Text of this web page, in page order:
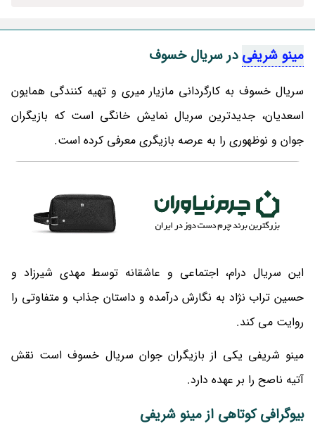
مینو شریفی در سریال خسوف
سریال خسوف به کارگردانی مازیار میری و تهیه کنندگی همایون
اسعدیان، جدیدترین سریال نمایش خانگی است که بازیگران
جوان و نوظهوری را به عرصه بازیگری معرفی کرده است.
این سریال درام، اجتماعی و عاشقانه توسط مهدی شیرزاد و
حسین تراب نژاد به نگارش درآمده و داستان جذاب و متفاوتی را
روایت می کند.
مینو شریفی یکی از بازیگران جوان سریال خسوف است نقش
آتیه ناصح را بر عهده دارد.
بیوگرافی کوتاهی از مینو شریفی